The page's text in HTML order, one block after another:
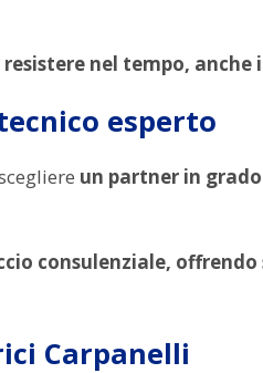
nel tempo, anche
esperto
un partner in
consulenziale,
Carpanelli